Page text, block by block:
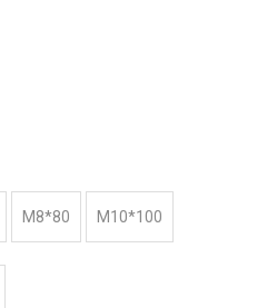
M8*80 M10*100